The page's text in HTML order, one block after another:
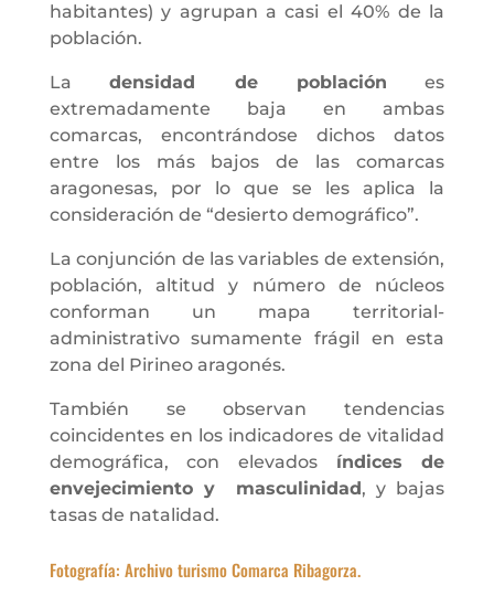
habitantes) y agrupan a casi el 40% de la
población.
Ladensidad de población es
extremadamente baja en ambas
comarcas, encontrándose dichos datos
entre los más bajos de las comarcas
aragonesas, por lo que se les aplica la
consideración de “desierto demográfico”.
La conjunción de las variables de extensión,
población, altitud y número de núcleos
conforman un mapa territorial-
administrativo sumamente frágil en esta
zona del Pirineo aragonés.
También se observan tendencias
coincidentes en los indicadores de vitalidad
demográfica, con elevados índices de
envejecimiento y masculinidad, y bajas
tasas de natalidad.
Fotografía: Archivo turismo Comarca Ribagorza.